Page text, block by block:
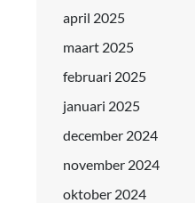
april 2025
maart 2025
februari 2025
januari 2025
december 2024
november 2024
oktober 2024